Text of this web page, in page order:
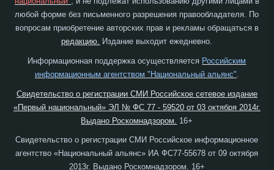
любой форме без письменного разрешения правообладателя. По
вопросам приобретение авторских прав и рекламы обращаться в
редакцию. Издание выходит ежедневно.
Информационная поддержка осуществляется Российским
информационным агентством "Национальный альянс"
Свидетельство о регистрации СМИ Российское сетевое издание
«Первый национальный» ЭЛ № ФС 77 - 59520 от 03 октября 2014г.
Выдано Роскомнадзором.
16+
Свидетельство о регистрации СМИ Российское информационное
агентство «Национальный альянс» ИА ФС77-55678 от 09 октября
2013г. Выдано Роскомнадзором. 16+